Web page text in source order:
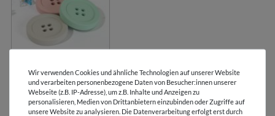
Knopfform
Wir verwenden Cookies und ähnliche Technologien auf unserer Website
und verarbeiten personenbezogene Daten von Besucher:innen unserer
Webseite (z.B. IP-Adresse), um z.B. Inhalte und Anzeigen zu
personalisieren, Medien von Drittanbietern einzubinden oder Zugriffe auf
unsere Website zu analysieren. Die Datenverarbeitung erfolgt erst durch